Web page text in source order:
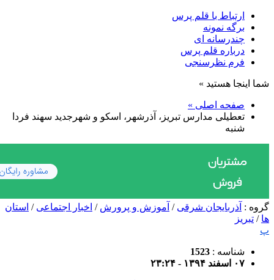
ارتباط با قلم پرس
برگه نمونه
چندرسانه ای
درباره قلم پرس
فرم نظرسنجی
شما اینجا هستید »
صفحه اصلی »
تعطیلی مدارس تبریز، آذرشهر، اسکو و شهرجدید سهند فردا
شنبه
گروه : آذربایجان شرقی / آموزش و پرورش / اخبار اجتماعی / استان
ها / تبریز
پ
شناسه : 1523
۰۷ اسفند ۱۳۹۴ - ۲۳:۲۴